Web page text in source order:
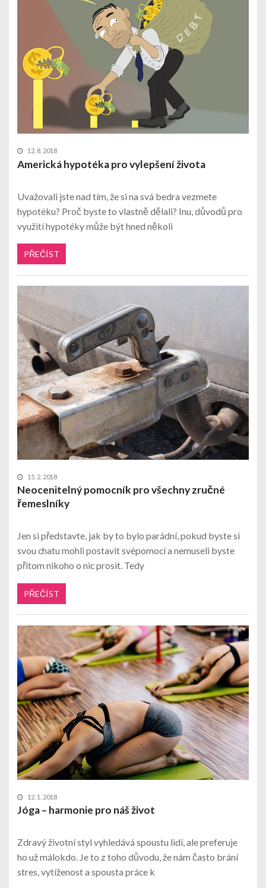
12. 8. 2018
Americká hypotéka pro vylepšení života
Uvažovali jste nad tím, že si na svá bedra vezmete
hypotéku? Proč byste to vlastně dělali? Inu, důvodů pro
využití hypotéky může být hned několi
PŘEČÍST
15. 2. 2018
Neocenitelný pomocník pro všechny zručné
řemeslníky
Jen si představte, jak by to bylo parádní, pokud byste si
svou chatu mohli postavit svépomocí a nemuseli byste
přitom nikoho o nic prosit. Tedy
PŘEČÍST
12. 1. 2018
Jóga – harmonie pro náš život
Zdravý životní styl vyhledává spoustu lidí, ale preferuje
ho už málokdo. Je to z toho důvodu, že nám často brání
stres, vytíženost a spousta práce k